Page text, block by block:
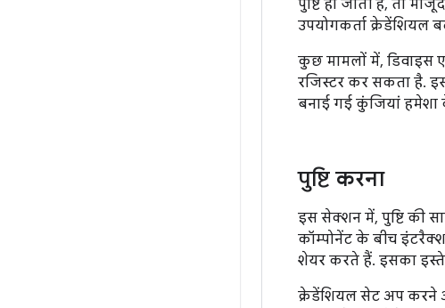
पुष्टि हो जाती है, तो
उपयोगकर्ता क्रेडेंशियल
कुछ मामलों में, डिवाइस
रजिस्टर कर सकता है.
बनाई गई कुंजियां हमेशा
पुष्टि करना
इस सेक्शन में, पुष्टि की
कॉम्पोनेंट के बीच
शेयर करते हैं. इसका
क्रेडेंशियल सेट अप करने